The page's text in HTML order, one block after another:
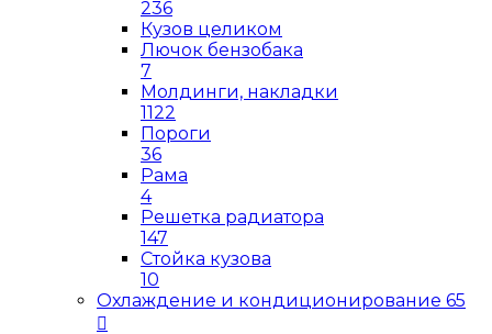
236
Кузов целиком
Лючок бензобака
7
Молдинги, накладки
1122
Пороги
36
Рама
4
Решетка радиатора
147
Стойка кузова
10
Охлаждение и кондиционирование 65